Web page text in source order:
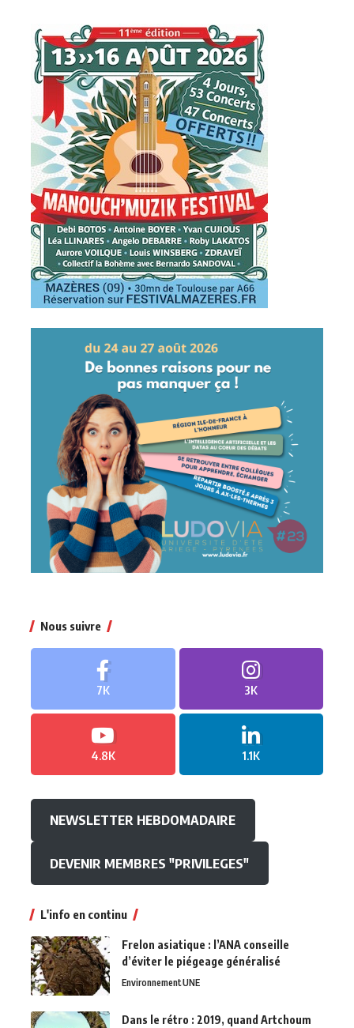
Nous suivre
7K 3K
4.8K 1.1K
NEWSLETTER HEBDOMADAIRE
DEVENIR MEMBRES "PRIVILEGES"
L'info en continu
Frelon asiatique : l’ANA conseille
d’éviter le piégeage généralisé
EnvironnementUNE
Dans le rétro : 2019, quand Artchoum